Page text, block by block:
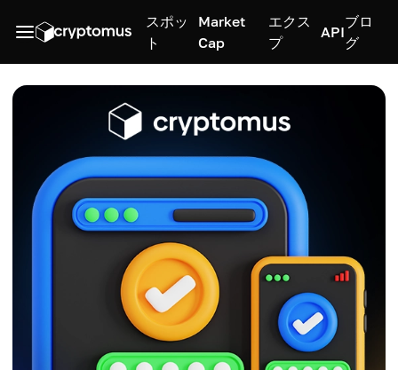
スポッ
ト
Market
Cap
エクス
プ
API
ブロ
グ